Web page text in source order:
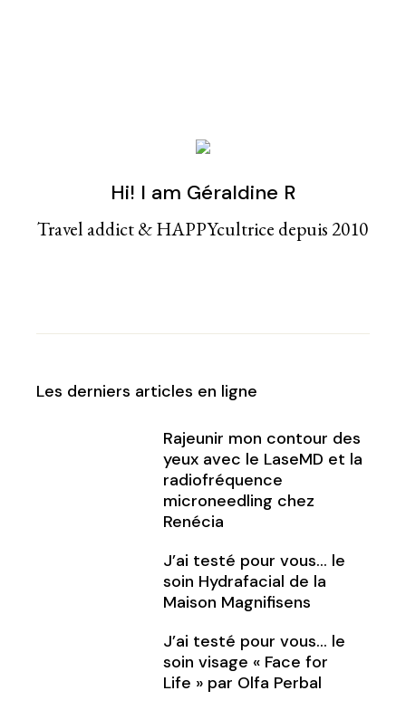
Hi! I am Géraldine R
Travel addict & HAPPYcultrice depuis 2010
Les derniers articles en ligne
Rajeunir mon contour des
yeux avec le LaseMD et la
radiofréquence
microneedling chez
Renécia
J’ai testé pour vous… le
soin Hydrafacial de la
Maison Magnifisens
J’ai testé pour vous… le
soin visage « Face for
Life » par Olfa Perbal